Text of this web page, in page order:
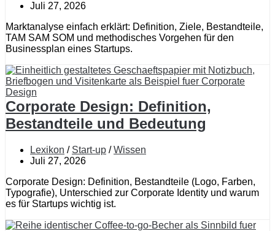
Juli 27, 2026
Marktanalyse einfach erklärt: Definition, Ziele, Bestandteile,
TAM SAM SOM und methodisches Vorgehen für den
Businessplan eines Startups.
Corporate Design: Definition,
Bestandteile und Bedeutung
Lexikon / Start-up /Wissen
Juli 27, 2026
Corporate Design: Definition, Bestandteile (Logo, Farben,
Typografie), Unterschied zur Corporate Identity und warum
es für Startups wichtig ist.